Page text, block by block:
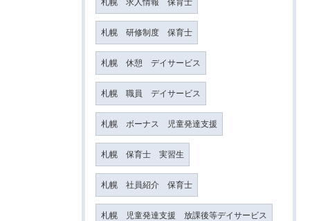
札幌 求人情報 保育士
札幌 研修制度 保育士
札幌 休憩 デイサービス
札幌 職員 デイサービス
札幌 ボーナス 児童発達支援
札幌 保育士 実習生
札幌 社員紹介 保育士
札幌 児童発達支援 放課後等デイサービス